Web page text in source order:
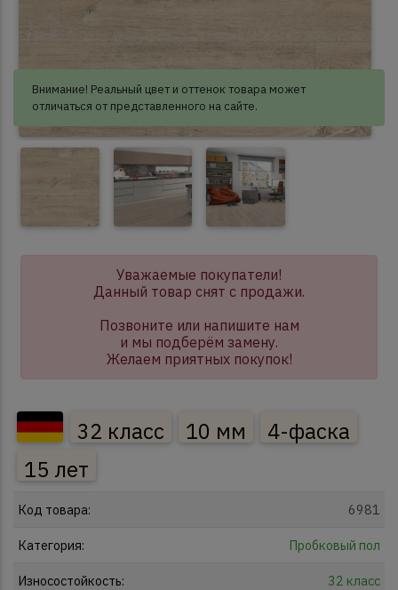
Внимание! Реальный цвет и оттенок товара может
отличаться от представленного на сайте.
Уважаемые покупатели!
Данный товар снят с продажи.
Позвоните или напишите нам
и мы подберём замену.
Желаем приятных покупок!
32 класс 10 мм
4-фаска
15 лет
Код товара: 6981
Категория: Пробковый пол
Износостойкость: 32 класс